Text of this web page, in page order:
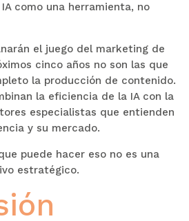
como una herramienta, no
el juego del marketing de
cinco años no son las que
la producción de contenido.
la eficiencia de la IA con la
especialistas que entienden
y su mercado.
puede hacer eso no es una
estratégico.